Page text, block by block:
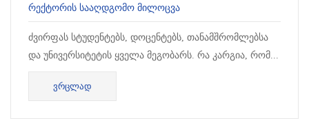
ᲠᲔᲥᲢᲝᲠᲘᲡ ᲡᲐᲐᲦᲓᲒᲝᲛᲝ ᲛᲘᲚᲝᲪᲕᲐ
ძვირფას სტუდენტებს, დოცენტებს, თანამშრომლებსა
და უნივერსიტეტის ყველა მეგობარს. რა კარგია, რომ...
ᲕᲠᲪᲚᲐᲓ